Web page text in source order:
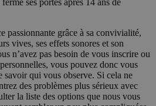
passionnante grâce à sa convivialité,
vives, ses effets sonores et son
n’avez pas besoin de vous inscrire ou
vous pouvez donc vous
savoir qui vous observe. Si cela ne
des problèmes plus sérieux avec
la liste des options que nous vous